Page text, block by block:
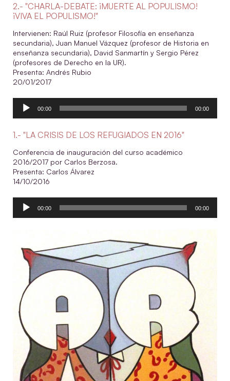
2.- "CHARLA-DEBATE: ¡MUERTE AL POPULISMO!
¡VIVA EL POPULISMO!"
Intervienen: Raúl Ruiz (profesor Filosofía en enseñanza
secundaria), Juan Manuel Vázquez (profesor de Historia en
enseñanza secundaria), David Sanmartín y Sergio Pérez
(profesores de Derecho en la UR).
Presenta: Andrés Rubio
20/01/2017
Reproductor
00:00 00:00
1.- "LA CRISIS DE LOS REFUGIADOS EN 2016"
Conferencia de inauguración del curso académico
2016/2017 por Carlos Berzosa.
Presenta: Carlos Álvarez
14/10/2016
Reproductor
00:00 00:00